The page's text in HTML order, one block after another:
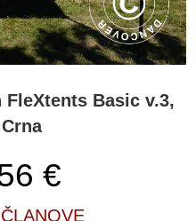
Basic v.3,
€